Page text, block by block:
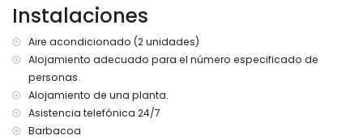
kilómetros de la villa)
Puerto más cercano: Puerto Aduanas del Mar, Jávea (a
menos de 5 kilómetros de la villa)
Parque más cercano: Montgó, Jávea (a menos de 5
kilómetros de la villa)
Aeropuerto más cercano: Alicante (a menos de 100
kilómetros de la villa)
Segundo aeropuerto más cercano: Valencia (> 100
Instalaciones
Aire acondicionado (2 unidades)
Alojamiento adecuado para el número especificado de
personas.
Alojamiento de una planta.
Asistencia telefónica 24/7
Barbacoa